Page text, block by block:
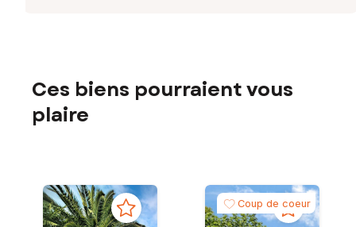
Ces biens pourraient vous
plaire
Coup de coeur